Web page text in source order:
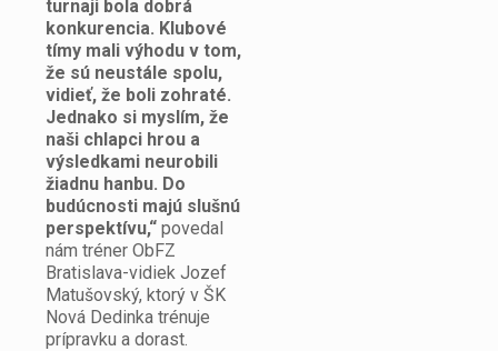
turnaji bola dobrá
konkurencia. Klubové
tímy mali výhodu v tom,
že sú neustále spolu,
vidieť, že boli zohraté.
Jednako si myslím, že
naši chlapci hrou a
výsledkami neurobili
žiadnu hanbu. Do
budúcnosti majú slušnú
perspektívu,“ povedal
nám tréner ObFZ
Bratislava-vidiek Jozef
Matušovský, ktorý v ŠK
Nová Dedinka trénuje
prípravku a dorast.